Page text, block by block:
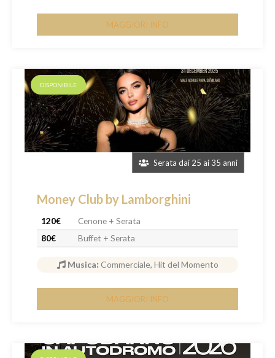
MAGGIORI INFO
Serata dai 25 ai 35 anni
DISPONIBILE
Money Club by Lamborghini
120€
Cenone + Serata
80€
Buffet + Serata
Musica: Commerciale, Hit del Momento
MAGGIORI INFO